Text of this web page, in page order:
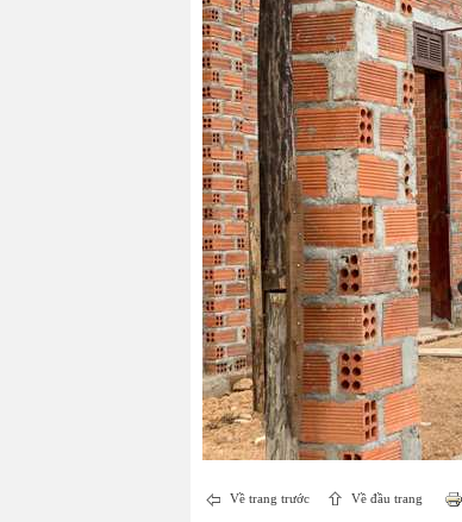
Về trang trước Về đầu trang